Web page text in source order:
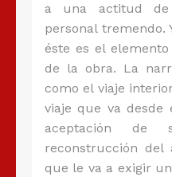
a una actitud
personal tremendo.
éste es el
de la obra. La
como el viaje
viaje que va desde
aceptación
reconstrucción del
que le va a exigir